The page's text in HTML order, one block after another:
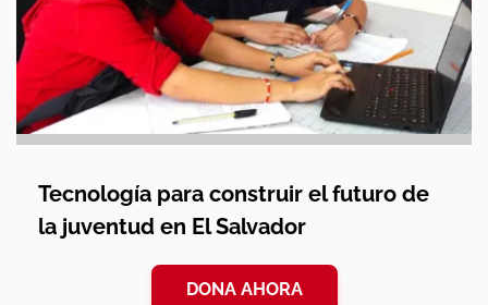
Tecnología para construir el futuro de
la juventud en El Salvador
DONA AHORA